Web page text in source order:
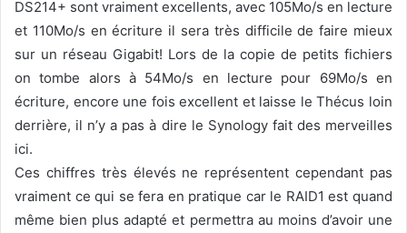
DS214+ sont vraiment excellents, avec 105Mo/s en lecture
et 110Mo/s en écriture il sera très difficile de faire mieux
sur un réseau Gigabit! Lors de la copie de petits fichiers
on tombe alors à 54Mo/s en lecture pour 69Mo/s en
écriture, encore une fois excellent et laisse le Thécus loin
derrière, il n’y a pas à dire le Synology fait des merveilles
ici.
Ces chiffres très élevés ne représentent cependant pas
vraiment ce qui se fera en pratique car le RAID1 est quand
même bien plus adapté et permettra au moins d’avoir une